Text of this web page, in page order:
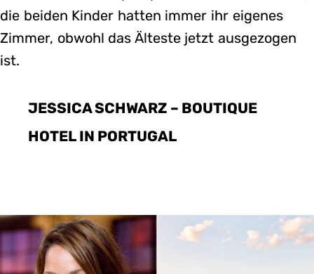
die beiden Kinder hatten immer ihr eigenes
Zimmer, obwohl das Älteste jetzt ausgezogen
ist.
JESSICA SCHWARZ – BOUTIQUE
HOTEL IN PORTUGAL